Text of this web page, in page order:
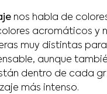
nos habla de
acromáticos y
muy distintas
aunque
dentro de cada
más intenso.